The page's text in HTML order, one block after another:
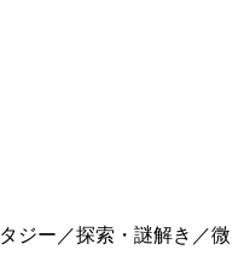
ジー／探索・謎解き／微